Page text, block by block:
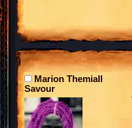
Marion Themiall
Savour